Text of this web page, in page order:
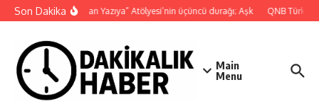
İçeriğe atla
Son Dakika“Yaşamdan Yazıya” Atölyesi’nin üçüncü durağı; Aşk QNB Türkiye
Main
Menu